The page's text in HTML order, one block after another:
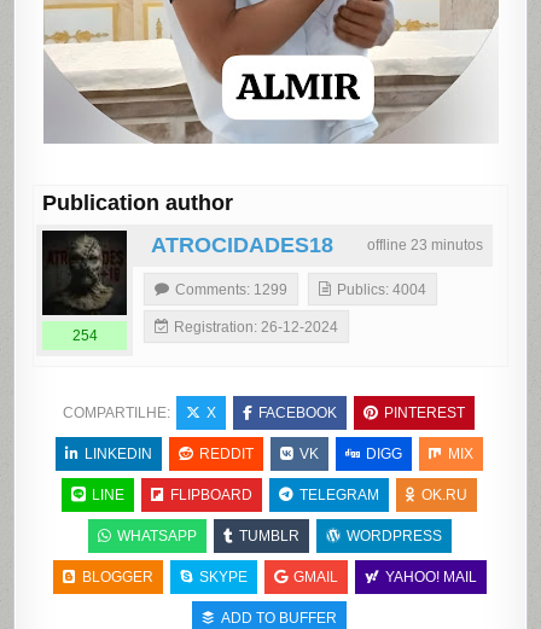
Publication author
offline 23 minutos
ATROCIDADES18
254
Comments: 1299 Publics: 4004
Registration: 26-12-2024
COMPARTILHE: X FACEBOOK PINTEREST
LINKEDIN REDDIT VK DIGG MIX
LINE FLIPBOARD TELEGRAM OK.RU
WHATSAPP TUMBLR WORDPRESS
BLOGGER SKYPE GMAIL YAHOO! MAIL
ADD TO BUFFER